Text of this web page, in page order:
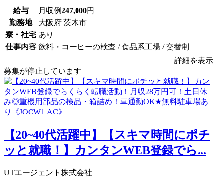
給与 月収例247,000円
勤務地
大阪府 茨木市
寮・社宅 あり
仕事内容 飲料・コーヒーの検査 / 食品系工場 / 交替制
詳細を表示
募集が停止しています
【20~40代活躍中】【スキマ時間にポチ
ッと就職！】カンタンWEB登録でら...
UTエージェント株式会社